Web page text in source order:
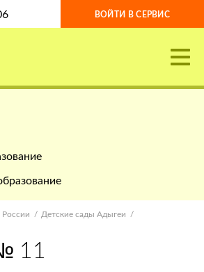
ВОЙТИ В СЕРВИС
Детские сады Адыгеи
11